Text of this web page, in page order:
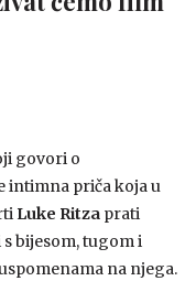
govori o
intimna priča koja u
Luke Ritza prati
bijesom, tugom i
na njega.